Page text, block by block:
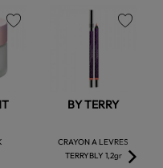
BY TERRY
CRAYON A LEVRES
TERRYBLY 1,2gr